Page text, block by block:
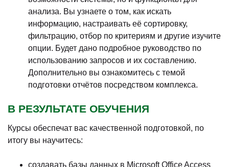
анализа. Вы узнаете о том, как искать
информацию, настраивать её сортировку,
фильтрацию, отбор по критериям и другие изучите
опции. Будет дано подробное руководство по
использованию запросов и их составлению.
Дополнительно вы ознакомитесь с темой
подготовки отчётов посредством комплекса.
В РЕЗУЛЬТАТЕ ОБУЧЕНИЯ
Курсы обеспечат вас качественной подготовкой, по
итогу вы научитесь:
создавать базы данных в Microsoft Office Access